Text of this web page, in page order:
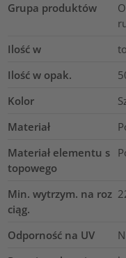
Grupa produktów
Ilość w
Ilość w opak.
Kolor
Materiał
Materiał elementu s
topowego
Min. wytrzym. na roz
ciąg.
Odporność na UV